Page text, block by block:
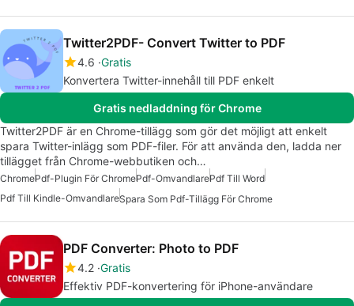
Twitter2PDF- Convert Twitter to PDF
4.6 Gratis
Konvertera Twitter-innehåll till PDF enkelt
Gratis nedladdning för Chrome
Twitter2PDF är en Chrome-tillägg som gör det möjligt att enkelt
spara Twitter-inlägg som PDF-filer. För att använda den, ladda ner
tillägget från Chrome-webbutiken och…
ChromePdf-Plugin För ChromePdf-OmvandlarePdf Till Word
Pdf Till Kindle-OmvandlareSpara Som Pdf-Tillägg För Chrome
PDF Converter: Photo to PDF
4.2 Gratis
Effektiv PDF-konvertering för iPhone-användare